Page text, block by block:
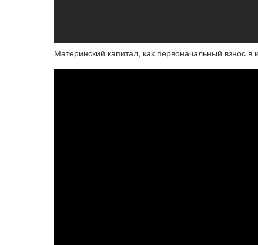
Материнский капитал, как первоначальный взнос